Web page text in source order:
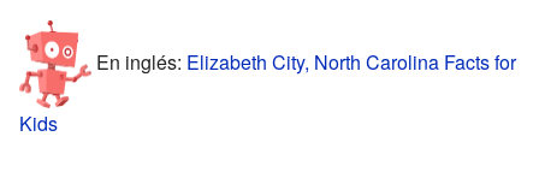
En inglés: Elizabeth City, North Carolina Facts for
Kids